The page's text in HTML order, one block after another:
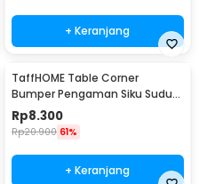
+ Keranjang
TaffHOME Table Corner
Bumper Pengaman Siku Sudut
Meja Silicone 10 PCS - FY21
Rp8.300
Rp20.900 61%
+ Keranjang